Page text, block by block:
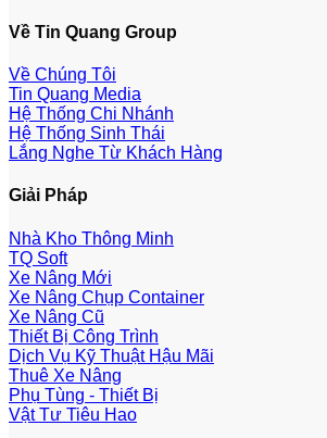
Về Tin Quang Group
Về Chúng Tôi
Tin Quang Media
Hệ Thống Chi Nhánh
Hệ Thống Sinh Thái
Lắng Nghe Từ Khách Hàng
Giải Pháp
Nhà Kho Thông Minh
TQ Soft
Xe Nâng Mới
Xe Nâng Chụp Container
Xe Nâng Cũ
Thiết Bị Công Trình
Dịch Vụ Kỹ Thuật Hậu Mãi
Thuê Xe Nâng
Phụ Tùng - Thiết Bị
Vật Tư Tiêu Hao